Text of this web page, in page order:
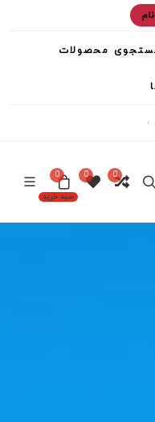
محصولات
0
0
سبد خرید
0